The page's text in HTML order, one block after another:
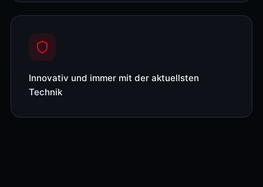
Innovativ und immer mit der aktuellsten
Technik